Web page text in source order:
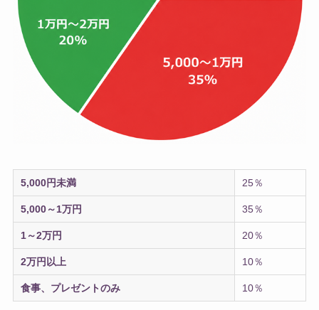
5,000円未満 25％
5,000～1万円 35％
1～2万円 20％
2万円以上 10％
食事、プレゼントのみ 10％